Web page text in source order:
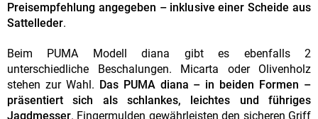
Preisempfehlung angegeben – inklusive einer Scheide aus
Sattelleder.
Beim PUMA Modell diana gibt es ebenfalls 2
unterschiedliche Beschalungen. Micarta oder Olivenholz
stehen zur Wahl. Das PUMA diana – in beiden Formen –
präsentiert sich als schlankes, leichtes und führiges
Jagdmesser. Fingermulden gewährleisten den sicheren Griff